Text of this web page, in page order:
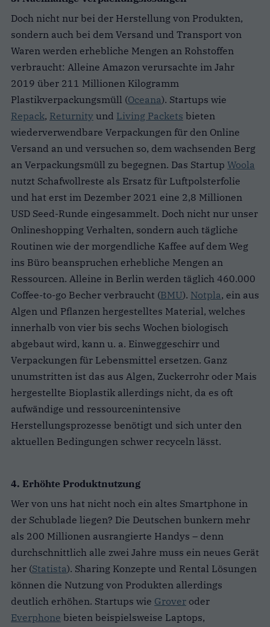
Doch nicht nur bei der Herstellung von Produkten,
sondern auch bei dem Versand und Transport von
Waren werden erhebliche Mengen an Rohstoffen
verbraucht: Alleine Amazon verursachte im Jahr
2019 über 211 Millionen Kilogramm
Plastikverpackungsmüll (Oceana). Startups wie
Repack, Returnity und Living Packets bieten
wiederverwendbare Verpackungen für den Online
Versand an und versuchen so, dem wachsenden Berg
an Verpackungsmüll zu begegnen. Das Startup Woola
nutzt Schafwollreste als Ersatz für Luftpolsterfolie
und hat erst im Dezember 2021 eine 2,8 Millionen
USD Seed-Runde eingesammelt. Doch nicht nur unser
Onlineshopping Verhalten, sondern auch tägliche
Routinen wie der morgendliche Kaffee auf dem Weg
ins Büro beanspruchen erhebliche Mengen an
Ressourcen. Alleine in Berlin werden täglich 460.000
Coffee-to-go Becher verbraucht (BMU). Notpla, ein aus
Algen und Pflanzen hergestelltes Material, welches
innerhalb von vier bis sechs Wochen biologisch
abgebaut wird, kann u. a. Einweggeschirr und
Verpackungen für Lebensmittel ersetzen. Ganz
unumstritten ist das aus Algen, Zuckerrohr oder Mais
hergestellte Bioplastik allerdings nicht, da es oft
aufwändige und ressourcenintensive
Herstellungsprozesse benötigt und sich unter den
aktuellen Bedingungen schwer recyceln lässt.
4. Erhöhte Produktnutzung
Wer von uns hat nicht noch ein altes Smartphone in
der Schublade liegen? Die Deutschen bunkern mehr
als 200 Millionen ausrangierte Handys – denn
durchschnittlich alle zwei Jahre muss ein neues Gerät
her (Statista). Sharing Konzepte und Rental Lösungen
können die Nutzung von Produkten allerdings
deutlich erhöhen. Startups wie Grover oder
Everphone bieten beispielsweise Laptops,